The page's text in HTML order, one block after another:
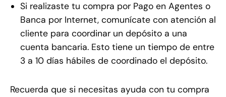
Si realizaste tu compra por Pago en Agentes o
Banca por Internet, comunícate con atención al
cliente para coordinar un depósito a una
cuenta bancaria. Esto tiene un tiempo de entre
3 a 10 días hábiles de coordinado el depósito.
Recuerda que si necesitas ayuda con tu compra